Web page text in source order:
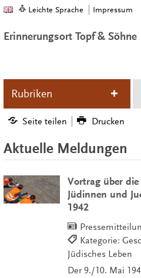
Leichte Sprache Impressum
Erinnerungsort Topf & Söhne
Rubriken
Seite teilen Drucken
Aktuelle Meldungen
Vortrag über
Jüdinnen und
1942
Kategorie:
Jüdisches Leben
Der 9./10. Mai